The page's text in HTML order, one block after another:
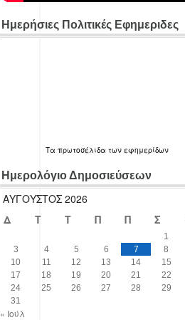
Ημερήσιες Πολιτικές Εφημεριδες
Τα πρωτοσέλιδα των εφημερίδων
Ημερολόγιο Δημοσιεύσεων
ΑΎΓΟΥΣΤΟΣ 2026
Δ
Τ Τ Π Π Σ
1
3
4 5 6 7 8
10
11 12 13 14 15
17
18 19 20 21 22
24
25 26 27 28 29
31
« Ιούλ